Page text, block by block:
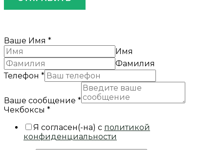
Ваше Имя *
Имя
Фамилия
Телефон *
Ваше сообщение *
Чекбоксы *
Я согласен(-на) с политикой
конфиденциальности